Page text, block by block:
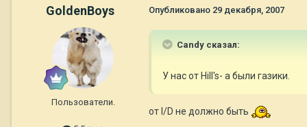
GoldenBoys
Пользователи.
Опубликовано 29 декабря, 2007
Candy сказал:
У нас от Hill's- a были газики.
от I/D не должно быть